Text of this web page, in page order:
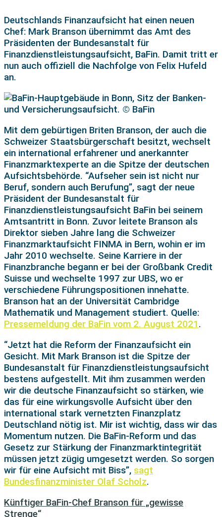
Deutschlands Finanzaufsicht hat einen neuen
Chef: Mark Branson übernimmt das Amt des
Präsidenten der Bundesanstalt für
Finanzdienstleistungsaufsicht, BaFin. Damit tritt er
nun auch offiziell die Nachfolge von Felix Hufeld
an.
Mit dem gebürtigen Briten Branson, der auch die
Schweizer Staatsbürgerschaft besitzt, wechselt
ein international erfahrener und anerkannter
Finanzmarktexperte an die Spitze der deutschen
Aufsichtsbehörde. “Aufseher sein ist nicht nur
Beruf, sondern auch Berufung”, sagt der neue
Präsident der Bundesanstalt für
Finanzdienstleistungsaufsicht BaFin bei seinem
Amtsantritt in Bonn. Zuvor leitete Branson als
Direktor sieben Jahre lang die Schweizer
Finanzmarktaufsicht FINMA in Bern, wohin er im
Jahr 2010 wechselte. Seine Karriere in der
Finanzbranche begann er bei der Großbank Credit
Suisse und wechselte 1997 zur UBS, wo er
verschiedene Führungspositionen innehatte.
Branson hat an der Universität Cambridge
Mathematik und Management studiert. Quelle:
Pressemeldung der BaFin vom 2. August 2021.
“Jetzt hat die Reform der Finanzaufsicht ein
Gesicht. Mit Mark Branson ist die Spitze der
Bundesanstalt für Finanzdienstleistungsaufsicht
bestens aufgestellt. Mit ihm zusammen werden
wir die deutsche Finanzaufsicht so stärken, wie
das für eine wirkungsvolle Aufsicht über den
international stark vernetzten Finanzplatz
Deutschland nötig ist. Mir ist wichtig, dass wir das
Momentum nutzen. Die BaFin-Reform und das
Gesetz zur Stärkung der Finanzmarktintegrität
müssen jetzt zügig umgesetzt werden. So sorgen
wir für eine Aufsicht mit Biss”, sagt
Bundesfinanzminister Olaf Scholz.
Künftiger BaFin-Chef Branson für „gewisse
Strenge“